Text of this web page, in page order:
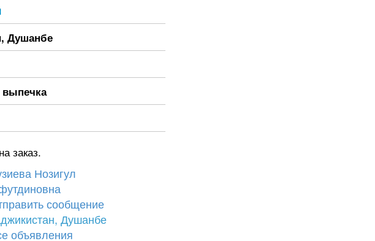
, Душанбе
выпечка
заказ.
Нозигул
сообщение
Душанбе
объявления